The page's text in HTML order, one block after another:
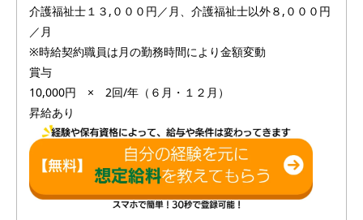
介護福祉士１３,０００円／月、介護福祉士以外８,０００円
／月
※時給契約職員は月の勤務時間により金額変動
賞与
10,000円 × 2回/年（６月・１２月）
昇給あり